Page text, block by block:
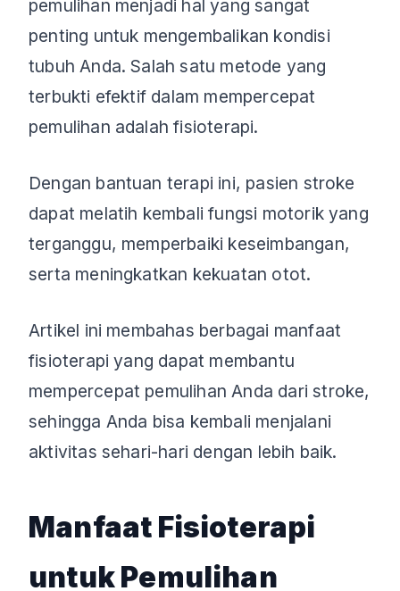
pemulihan menjadi hal yang sangat
penting untuk mengembalikan kondisi
tubuh Anda. Salah satu metode yang
terbukti efektif dalam mempercepat
pemulihan adalah fisioterapi.
Dengan bantuan terapi ini, pasien stroke
dapat melatih kembali fungsi motorik yang
terganggu, memperbaiki keseimbangan,
serta meningkatkan kekuatan otot.
Artikel ini membahas berbagai manfaat
fisioterapi yang dapat membantu
mempercepat pemulihan Anda dari stroke,
sehingga Anda bisa kembali menjalani
aktivitas sehari-hari dengan lebih baik.
Manfaat Fisioterapi
untuk Pemulihan